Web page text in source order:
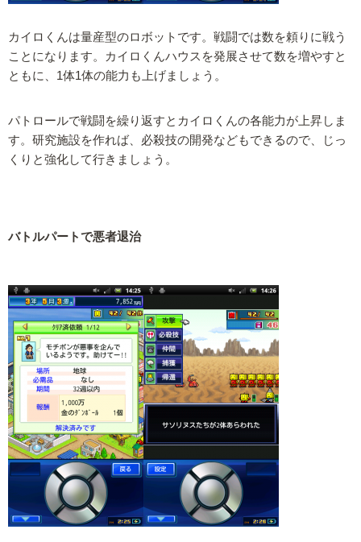
カイロくんは量産型のロボットです。戦闘では数を頼りに戦う
ことになります。カイロくんハウスを発展させて数を増やすと
ともに、1体1体の能力も上げましょう。
パトロールで戦闘を繰り返すとカイロくんの各能力が上昇しま
す。研究施設を作れば、必殺技の開発などもできるので、じっ
くりと強化して行きましょう。
バトルパートで悪者退治